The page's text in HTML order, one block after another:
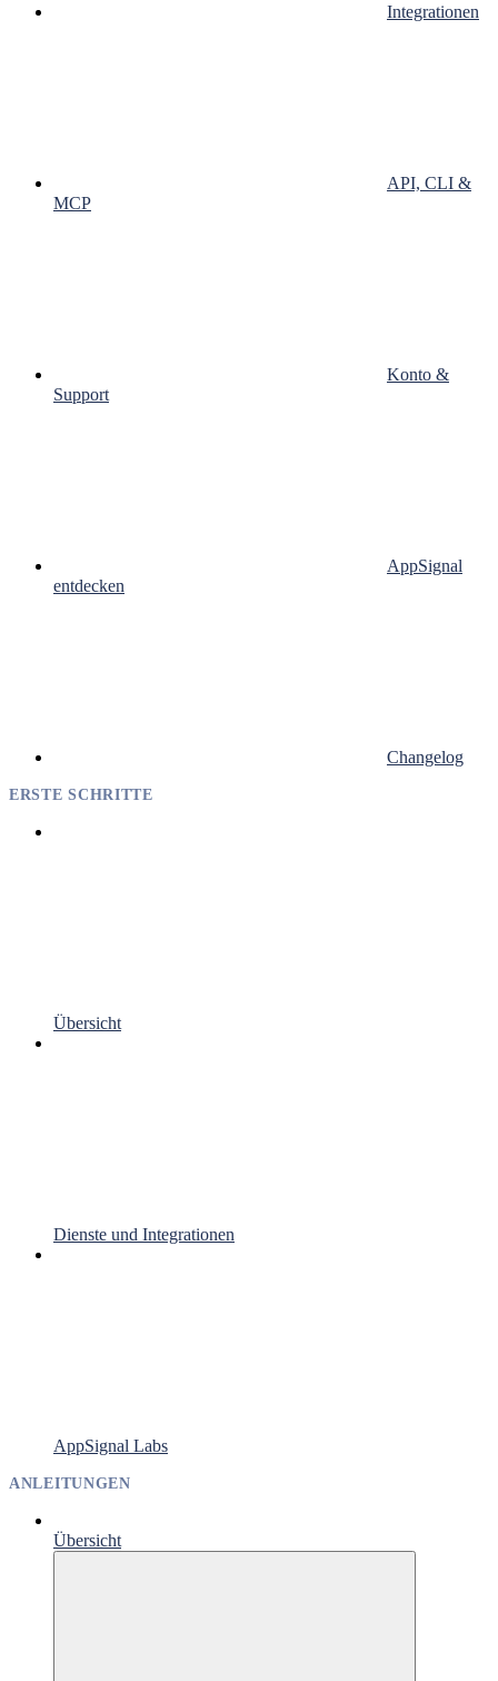
Integrationen
API, CLI &
MCP
Konto &
Support
AppSignal
entdecken
Changelog
ERSTE SCHRITTE
Übersicht
Dienste und Integrationen
AppSignal Labs
ANLEITUNGEN
Übersicht